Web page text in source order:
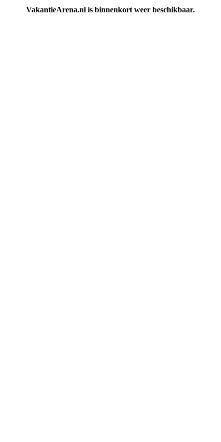
VakantieArena.nl is binnenkort weer beschikbaar.